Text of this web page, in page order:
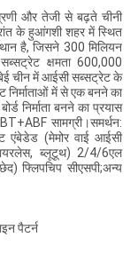
और तेजी से बढ़ते चीनी
के हुआंगशी शहर में स्थित
है, जिसने 300 मिलियन
क्षमता 600,000
चीन में आईसी सब्सट्रेट के
निर्माताओं में से एक बनने का
निर्माता बनने का प्रयास
सामग्री।समर्थन:
एंबेडेड (मेमोर वाई आईसी
ब्लूटूथ) 2/4/6एल
फ्लिपचिप सीएसपी;अन्य
पैटर्न